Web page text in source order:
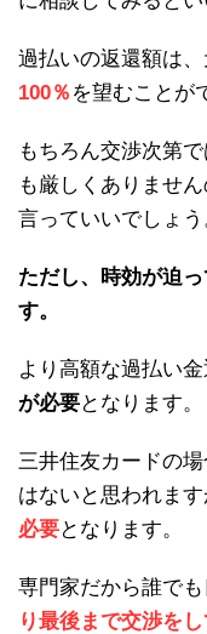
過払いの返還額は
100％ を望むことが
もちろん交渉次第
も厳しくありません
言っていいでしょう
ただし、時効が迫
す。
より高額な過払い金
が必要となります。
三井住友カードの
はないと思われます
必要となります。
専門家だから誰でも
り最後まで交渉を